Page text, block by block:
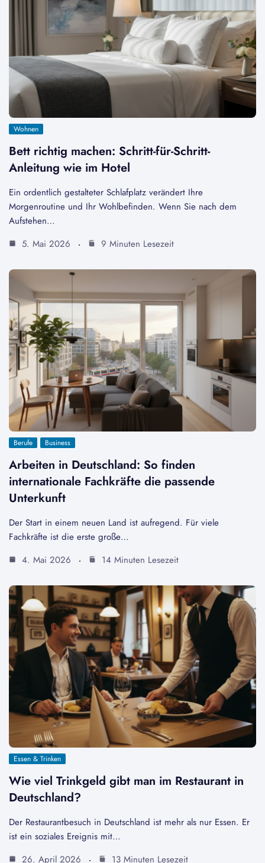
Wohnen
Bett richtig machen: Schritt-für-Schritt-
Anleitung wie im Hotel
Ein ordentlich gestalteter Schlafplatz verändert Ihre
Morgenroutine und Ihr Wohlbefinden. Wenn Sie nach dem
Aufstehen…
5. Mai 2026
9 Minuten Lesezeit
Berufe Business
Arbeiten in Deutschland: So finden
internationale Fachkräfte die passende
Unterkunft
Der Start in einem neuen Land ist aufregend. Für viele
Fachkräfte ist die erste große…
4. Mai 2026
14 Minuten Lesezeit
Essen & Trinken
Wie viel Trinkgeld gibt man im Restaurant in
Deutschland?
Der Restaurantbesuch in Deutschland ist mehr als nur Essen. Er
ist ein soziales Ereignis mit…
26. April 2026
13 Minuten Lesezeit